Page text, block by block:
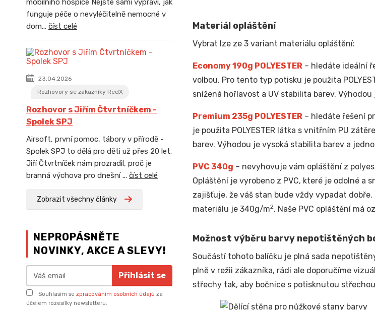
mobilního hospice Nejste sami vypráví, jak
funguje péče o nevyléčitelně nemocné v
dom... číst celé
23.04.2026
Rozhovory se zákazníky RedX
Rozhovor s Jiřím Čtvrtníčkem -
Spolek SPJ
Airsoft, první pomoc, tábory v přírodě -
Spolek SPJ to dělá pro děti už přes 20 let.
Jiří Čtvrtníček nám prozradil, proč je
branná výchova pro dnešní ... číst celé
Zobrazit všechny články
NEPROPÁSNĚTE
NOVINKY, AKCE A SLEVY!
Přihlásit se
Souhlasím se zpracováním osobních údajů za
účelem rozesílky newsletteru.
Materiál opláštění
Vybrat lze ze 3 variant materiálu opláštění:
Economy 190g POLYESTER– hledáte ideální
volbou. Pro tento typ potisku je použita
snížená hořlavost a UV stabilita barev.
Premium 235g POLYESTER– hledáte řešení
je použita POLYESTER látka s vnitřním PU
barev. Výhodou je vysoká stabilita barev a
PVC 340g – nevyhovuje vám opláštění z
Opláštění je vyrobeno z PVC, které je odolné
zajišťuje, že váš stan bude vždy vypadat dobře.
materiálu je 340g/m2. Naše PVC opláštění má
Možnost výběru barvy nepotištěných
Součástí tohoto balíčku je plná sada
plně v režii zákazníka, rádi ale doporučíme
střechy tak, aby bočnice s potisknutou